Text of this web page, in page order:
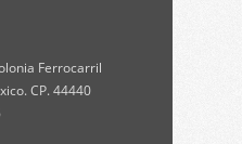
Ferrocarril
CP. 44440